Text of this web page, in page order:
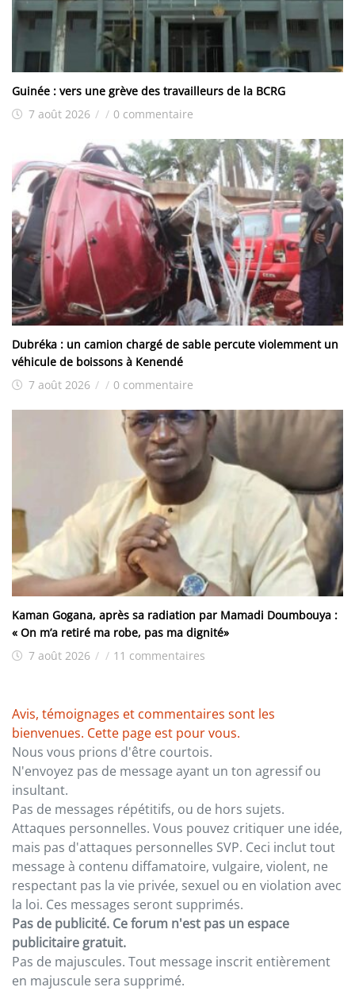
Guinée : vers une grève des travailleurs de la BCRG
7 août 2026 / / 0 commentaire
Dubréka : un camion chargé de sable percute violemment un
véhicule de boissons à Kenendé
7 août 2026 / / 0 commentaire
Kaman Gogana, après sa radiation par Mamadi Doumbouya :
« On m’a retiré ma robe, pas ma dignité»
7 août 2026 / / 11 commentaires
Avis, témoignages et commentaires sont les
bienvenues. Cette page est pour vous.
Nous vous prions d'être courtois.
N'envoyez pas de message ayant un ton agressif ou
insultant.
Pas de messages répétitifs, ou de hors sujets.
Attaques personnelles. Vous pouvez critiquer une idée,
mais pas d'attaques personnelles SVP. Ceci inclut tout
message à contenu diffamatoire, vulgaire, violent, ne
respectant pas la vie privée, sexuel ou en violation avec
la loi. Ces messages seront supprimés.
Pas de publicité. Ce forum n'est pas un espace
publicitaire gratuit.
Pas de majuscules. Tout message inscrit entièrement
en majuscule sera supprimé.